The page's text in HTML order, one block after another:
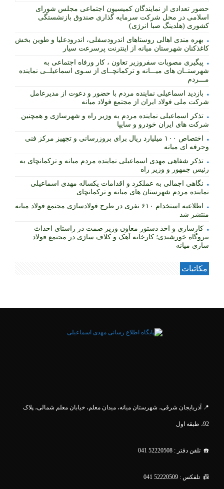
حضور تعدادی از نمایندگان کمیسیون اجتماعی مجلس شورای
اسلامی در محل شرکت سرمایه گذاری صندوق بازنشستگی
کشوری (هلدینگ صبا انرژی)
بهره مندی اهالی روستاهای اندرودسفلی، اندرودعلیا و طوین بخش
کاغذکنان شهرستان میانه از اینترنت پرسرعت سیار
پیگیری مصوبات سفروزیر تعاون ، کار ورفاه اجتماعی به
شهرستــان های میـــانه و ترکمانچــای از سـوی اسماعیلــی نماینده
مـــردم
بازدید اسماعیلی نماینده مردم با حضور و دعوت از مدیرعامل
شرکت ملی فولاد ایران از مجتمع فولاد میانه
تذکر اسماعیلی نماینده مردم به وزیر راه و شهرسازی و همچنین
شرکت های ایران خودرو و سایپا
اختصاص ۱۰۰ میلیارد ریال برای بروزرسانی و تجهیز مرکز فنی
وحرفه ای میانه
تذکر شفاهی مهدی اسماعیلی نماینده مردم میانه و ترکمانچای به
رئیس جمهور و وزیر راه
نگاهی اجمالی به عملکرد و اقدامات یکساله مهدی اسماعیلی
نماینده مردم شهرستان های میانه و ترکمانچای
اطلاعیه استخدام ۶۱۰ نفری در طرح فولادسازی مجتمع فولاد میانه
منتشر شد
کارسازی و اخذ دستور معاون وزیر صمت در راستای احداث
نیروگاه خورشیدی؛ کارخانه آهک و کلاف سازی در مجتمع فولاد
سازی میانه
مکاتبات
📍 آذربایجان شرقی، شهرستان میانه، میدان معلم، خیابان معلم شمالی، پلاک
92، طبقه اول
☎️ تلفن دفتر : 52220508 041
📠 تلفکس : 52220509 041